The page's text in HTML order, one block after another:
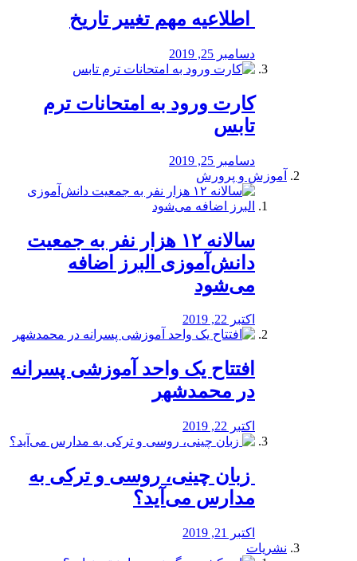
️ اطلاعیه مهم تغییر تاریخ
دسامبر 25, 2019
کارت ورود به امتحانات ترم
تابس
دسامبر 25, 2019
آموزش و پرورش
️سالانه ۱۲ هزار نفر به جمعیت
دانش‌آموزی البرز اضافه
می‌شود
اکتبر 22, 2019
افتتاح یک واحد آموزشی پسرانه
در محمدشهر
اکتبر 22, 2019
️ زبان چینی، روسی و ترکی به
مدارس می‌آید؟
اکتبر 21, 2019
نشریات